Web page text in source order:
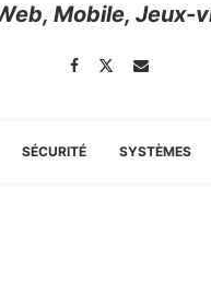
Mobile, Jeux-
SÉCURITÉ SYSTÈMES